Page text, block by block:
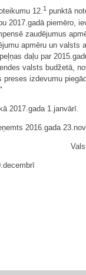
12.1 punktā
2017.gadā piemēro,
zaudējumus
apmēru un valsts
daļu par
valsts budžetā,
preses izdevumu
2017.gada 1.janvārī.
2016.gada